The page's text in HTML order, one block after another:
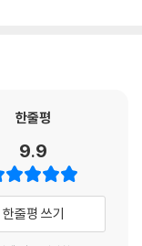
한줄평
9.9
한줄평 쓰기